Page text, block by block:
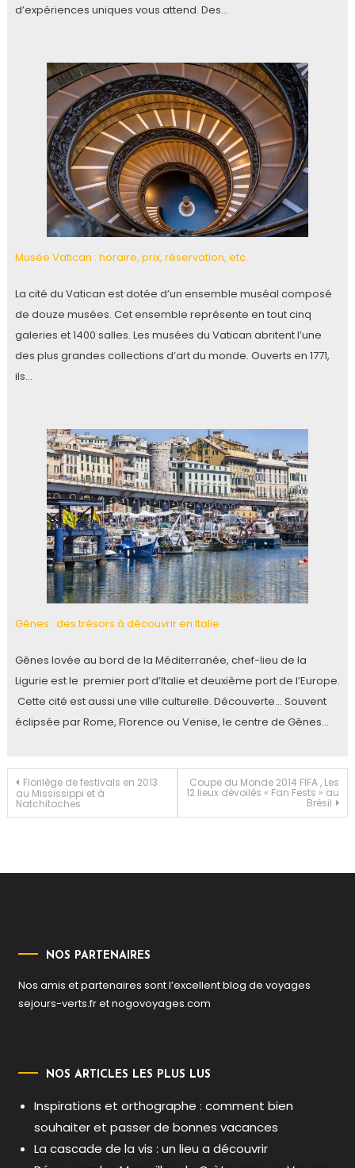
d’expériences uniques vous attend. Des…
Musée Vatican : horaire, prix, réservation, etc.
La cité du Vatican est dotée d’un ensemble muséal composé
de douze musées. Cet ensemble représente en tout cinq
galeries et 1400 salles. Les musées du Vatican abritent l’une
des plus grandes collections d’art du monde. Ouverts en 1771,
ils…
Gênes : des trésors à découvrir en Italie
Gênes lovée au bord de la Méditerranée, chef-lieu de la
Ligurie est le premier port d’Italie et deuxième port de l’Europe.
Cette cité est aussi une ville culturelle. Découverte… Souvent
éclipsée par Rome, Florence ou Venise, le centre de Gênes…
Navigation
de
Florilège de festivals en 2013
au Mississippi et à
Natchitoches
Coupe du Monde 2014 FIFA , Les
12 lieux dévoilés « Fan Fests » au
Brésil
NOS PARTENAIRES
Nos amis et partenaires sont l’excellent blog de voyages
sejours-verts.fretnogovoyages.com
NOS ARTICLES LES PLUS LUS
Inspirations et orthographe : comment bien
souhaiter et passer de bonnes vacances
La cascade de la vis : un lieu a découvrir